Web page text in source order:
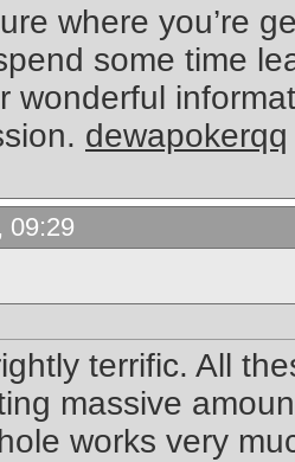
where you’re
some time
wonderful
dewapokerqq
09:29
terrific. All
massive
works very